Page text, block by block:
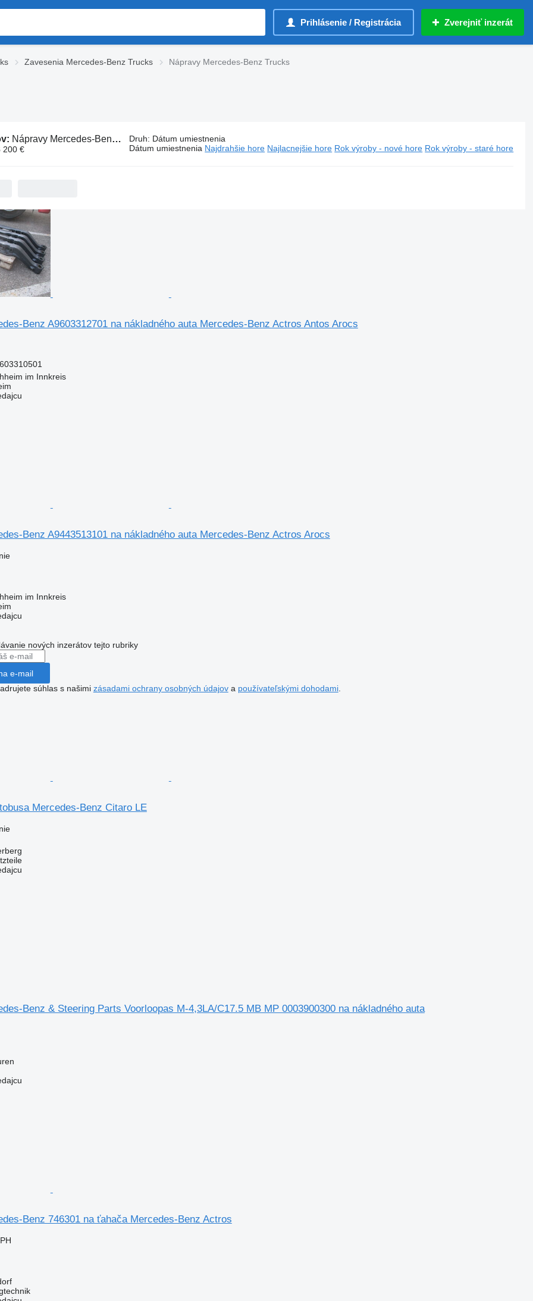
Prihlásenie / Registrácia Zverejniť inzerát
Zavesenia Mercedes-Benz Trucks Nápravy Mercedes-Benz Trucks
Nápravy Mercedes-Benz Trucks
200 €
Druh: Dátum umiestnenia
Dátum umiestnenia Najdrahšie hore Najlacnejšie hore Rok výroby - nové hore Rok výroby - staré hore
Benz A9603312701 na nákladného auta Mercedes-Benz Actros Antos Arocs
im Innkreis
Benz A9443513101 na nákladného auta Mercedes-Benz Actros Arocs
im Innkreis
nových inzerátov tejto rubriky
e-mail
súhlas s našimi zásadami ochrany osobných údajova používateľskými dohodami.
Mercedes-Benz Citaro LE
Benz & Steering Parts Voorloopas M-4,3LA/C17.5 MB MP 0003900300 na nákladného auta
Benz 746301 na ťahača Mercedes-Benz Actros